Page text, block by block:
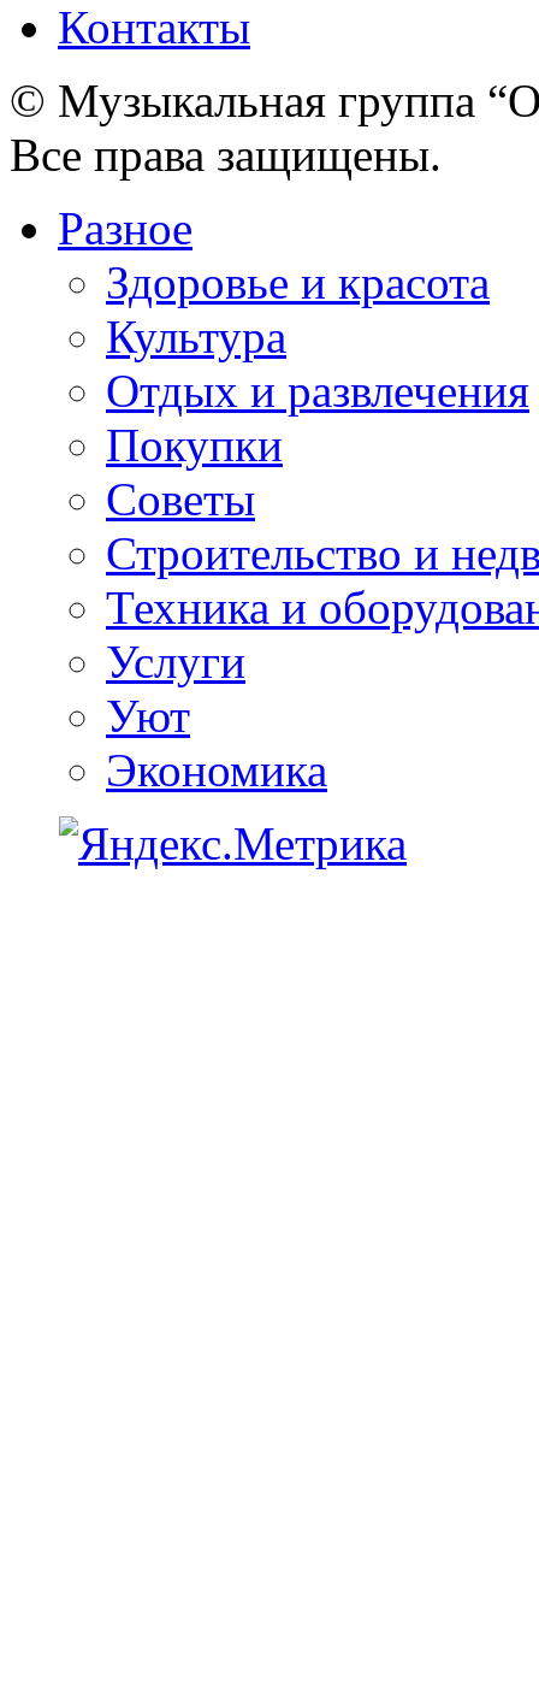
Контакты
© Музыкальная группа
Все права защищены.
Разное
Здоровье и красота
Культура
Отдых и развлечения
Покупки
Советы
Строительство и
Техника и
Услуги
Уют
Экономика